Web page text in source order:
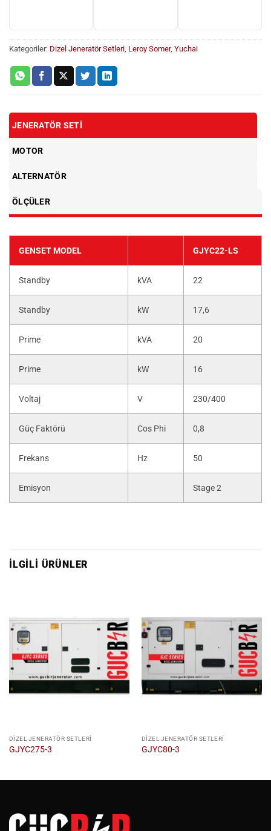
Kategoriler: Dizel Jeneratör Setleri, Leroy Somer, Yuchai
JENERATÖR SETI
MOTOR
ALTERNATÖR
ÖLÇÜLER
GENSET MODEL GJYC22-LS
Standby kVA 22
Standby kW 17,6
Prime kVA 20
Prime kW 16
Voltaj V 230/400
Güç Faktörü Cos Phi 0,8
Frekans Hz 50
Emisyon Stage 2
İLGILI ÜRÜNLER
DIZEL JENERATÖR SETLERI
GJYC275-3
DIZEL JENERATÖR SETLERI
GJYC80-3